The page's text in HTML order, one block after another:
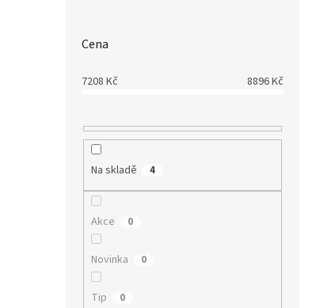
Cena
7208 Kč 8896Kč
Na skladě 4
Akce 0
Novinka 0
Tip 0